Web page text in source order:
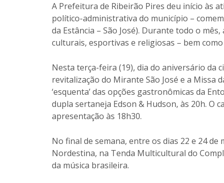
A Prefeitura de Ribeirão Pires deu início às
político-administrativa do município –
da Estância – São José). Durante todo o
culturais, esportivas e religiosas – bem
Nesta terça-feira (19), dia do aniversário da
revitalização do Mirante São José e a Missa
‘esquenta’ das opções gastronômicas da
dupla sertaneja Edson & Hudson, às 20h. O
apresentação às 18h30.
No final de semana, entre os dias 22 e 24
Nordestina, na Tenda Multicultural do
da música brasileira.